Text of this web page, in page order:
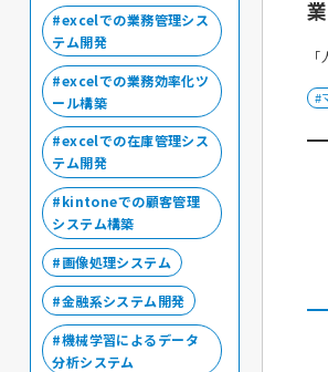
excelでの業務管理シス
テム開発
excelでの業務効率化ツ
ール構築
excelでの在庫管理シス
テム開発
kintoneでの顧客管理
システム構築
画像処理システム
金融系システム開発
機械学習によるデータ
分析システム
#